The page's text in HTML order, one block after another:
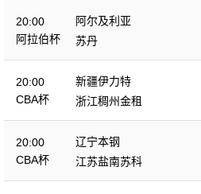
20:00
阿拉伯杯
阿尔及利亚
苏丹
20:00
CBA杯
新疆伊力特
浙江稠州金租
20:00
CBA杯
辽宁本钢
江苏盐南苏科